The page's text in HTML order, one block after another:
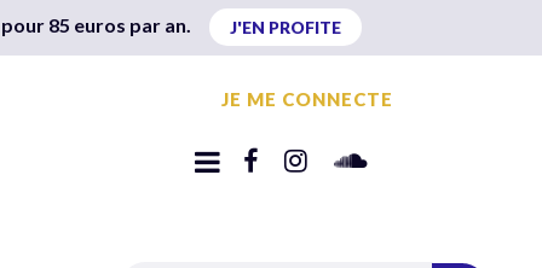
85 euros par an. J'EN PROFITE
JE ME CONNECTE